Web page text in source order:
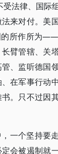
受法律、国际
来对付。美
的所作所为
臂管辖、关
、监听德国
在军事行动
。只不过因
一个坚持要
会被遏制就